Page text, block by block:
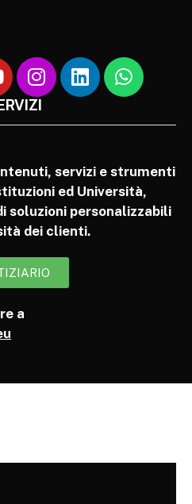
servizi e strumenti
ed Università,
soluzioni personalizzabili
dei clienti.
a